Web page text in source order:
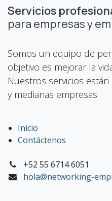
Servicios
para empresas y
Somos un equipo de
objetivo es mejorar la
Nuestros servicios
y medianas empresas.
Inicio
Contáctenos
+52 55 6714 6051
hola@networking-